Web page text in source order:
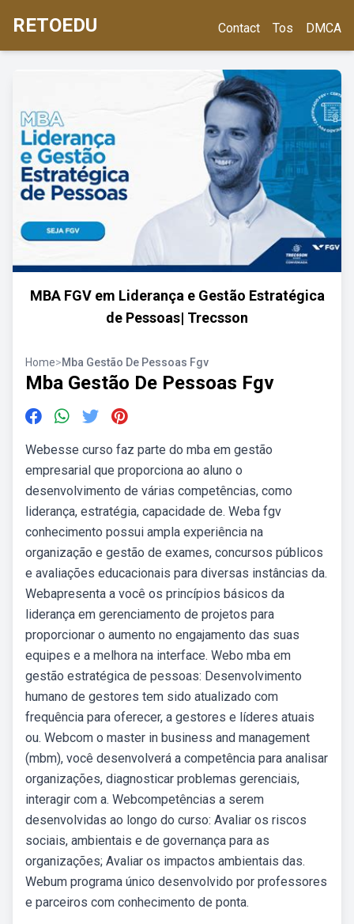
RETOEDU Contact Tos DMCA
MBA FGV em Liderança e Gestão Estratégica
de Pessoas| Trecsson
Home>Mba Gestão De Pessoas Fgv
Mba Gestão De Pessoas Fgv
Webesse curso faz parte do mba em gestão
empresarial que proporciona ao aluno o
desenvolvimento de várias competências, como
liderança, estratégia, capacidade de. Weba fgv
conhecimento possui ampla experiência na
organização e gestão de exames, concursos públicos
e avaliações educacionais para diversas instâncias da.
Webapresenta a você os princípios básicos da
liderança em gerenciamento de projetos para
proporcionar o aumento no engajamento das suas
equipes e a melhora na interface. Webo mba em
gestão estratégica de pessoas: Desenvolvimento
humano de gestores tem sido atualizado com
frequência para oferecer, a gestores e líderes atuais
ou. Webcom o master in business and management
(mbm), você desenvolverá a competência para analisar
organizações, diagnosticar problemas gerenciais,
interagir com a. Webcompetências a serem
desenvolvidas ao longo do curso: Avaliar os riscos
sociais, ambientais e de governança para as
organizações; Avaliar os impactos ambientais das.
Webum programa único desenvolvido por professores
e parceiros com conhecimento de ponta.